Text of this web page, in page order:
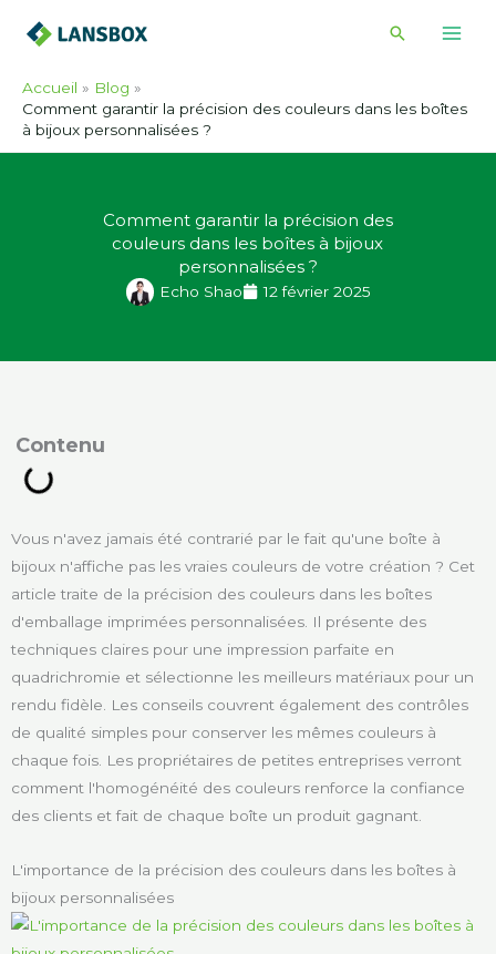
Accueil
Blog
Comment garantir la précision des couleurs dans les boîtes
à bijoux personnalisées ?
Comment garantir la précision des
couleurs dans les boîtes à bijoux
personnalisées ?
Echo Shao 12 février 2025
Vous n'avez jamais été contrarié par le fait qu'une boîte à
bijoux n'affiche pas les vraies couleurs de votre création ? Cet
article traite de la précision des couleurs dans les boîtes
d'emballage imprimées personnalisées. Il présente des
techniques claires pour une impression parfaite en
quadrichromie et sélectionne les meilleurs matériaux pour un
rendu fidèle. Les conseils couvrent également des contrôles
de qualité simples pour conserver les mêmes couleurs à
chaque fois. Les propriétaires de petites entreprises verront
comment l'homogénéité des couleurs renforce la confiance
des clients et fait de chaque boîte un produit gagnant.
L'importance de la précision des couleurs dans les boîtes à
bijoux personnalisées